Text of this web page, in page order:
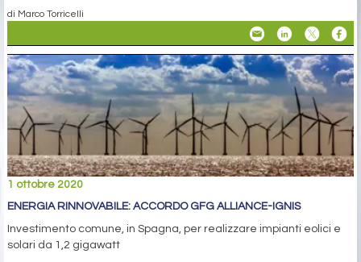
di Marco Torricelli
1 ottobre 2020
ENERGIA RINNOVABILE: ACCORDO GFG ALLIANCE-IGNIS
Investimento comune, in Spagna, per realizzare impianti eolici e
solari da 1,2 gigawatt